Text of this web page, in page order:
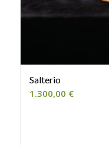
Salterio
1.300,00 €